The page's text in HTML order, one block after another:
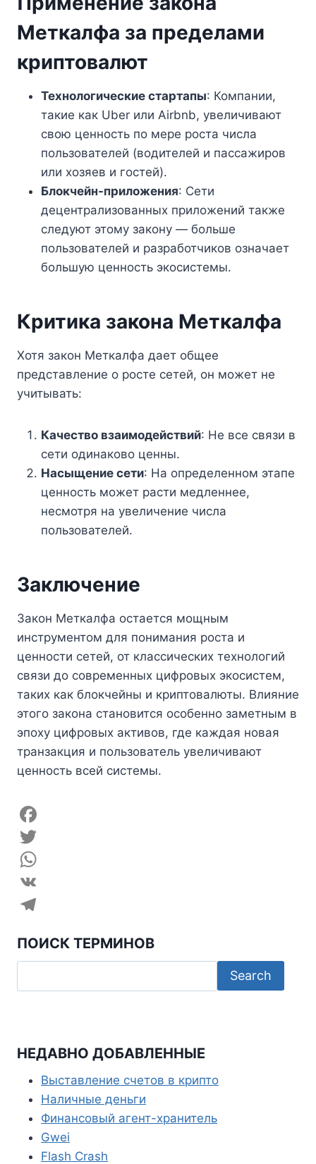
Меткалфа за пределами
криптовалют
Технологические стартапы: Компании,
такие как Uber или Airbnb, увеличивают
свою ценность по мере роста числа
пользователей (водителей и пассажиров
или хозяев и гостей).
Блокчейн-приложения: Сети
децентрализованных приложений также
следуют этому закону — больше
пользователей и разработчиков означает
большую ценность экосистемы.
Критика закона Меткалфа
Хотя закон Меткалфа дает общее
представление о росте сетей, он может не
учитывать:
Качество взаимодействий: Не все связи в
сети одинаково ценны.
Насыщение сети: На определенном этапе
ценность может расти медленнее,
несмотря на увеличение числа
пользователей.
Заключение
Закон Меткалфа остается мощным
инструментом для понимания роста и
ценности сетей, от классических технологий
связи до современных цифровых экосистем,
таких как блокчейны и криптовалюты. Влияние
этого закона становится особенно заметным в
эпоху цифровых активов, где каждая новая
транзакция и пользователь увеличивают
ценность всей системы.
F
a
c
e
o
k
T
w
t
r
W
h
t
A
V
e
e
a
ПОИСК ТЕРМИНОВ
НЕДАВНО ДОБАВЛЕННЫЕ
Выставление счетов в крипто
Наличные деньги
Финансовый агент-хранитель
Gwei
Flash Crash